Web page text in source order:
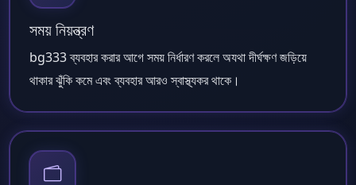
সময় নিয়ন্ত্রণ
bg333 ব্যবহার করার আগে সময় নির্ধারণ করলে অযথা দীর্ঘক্ষণ জড়িয়ে
থাকার ঝুঁকি কমে এবং ব্যবহার আরও স্বাস্থ্যকর থাকে।